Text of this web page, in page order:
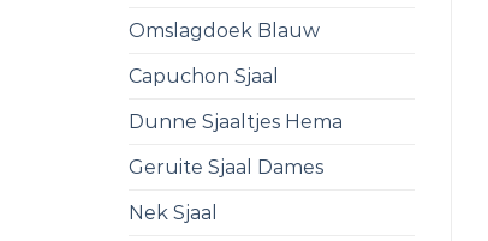
Omslagdoek Blauw
Capuchon Sjaal
Dunne Sjaaltjes Hema
Geruite Sjaal Dames
Nek Sjaal